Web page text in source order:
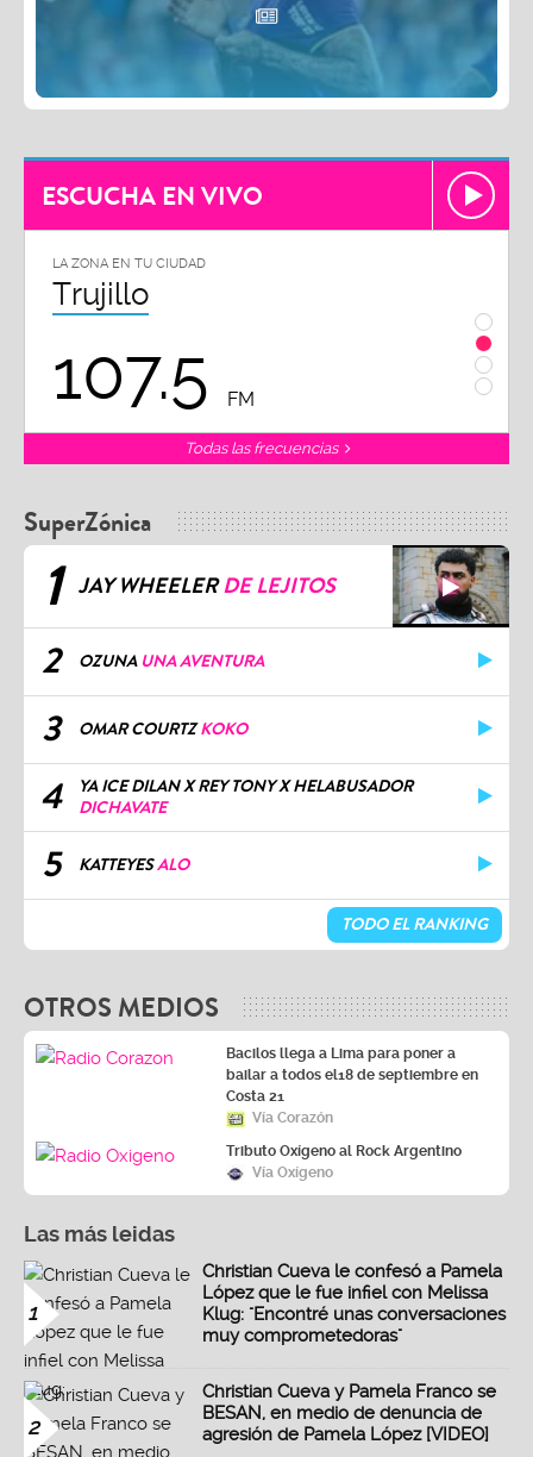
ESCUCHA EN VIVO
LA ZONA EN TU CIUDAD
Trujillo
107.5 FM
Todas las frecuencias
SuperZónica
1 JAY WHEELERDE LEJITOS
2 OZUNA UNA AVENTURA
3 OMAR COURTZKOKO
4
YA ICE DILAN X REY TONY X HELABUSADOR
DICHAVATE
5 KATTEYESALO
TODO EL RANKING
OTROS MEDIOS
Bacilos llega a Lima para poner a
bailar a todos el18 de septiembre en
Costa 21
Vía Corazón
Tributo Oxígeno al Rock Argentino
Vía Oxígeno
Las más leidas
1
Christian Cueva le confesó a Pamela
López que le fue infiel con Melissa
Klug: "Encontré unas conversaciones
muy comprometedoras"
2
Christian Cueva y Pamela Franco se
BESAN, en medio de denuncia de
agresión de Pamela López [VIDEO]